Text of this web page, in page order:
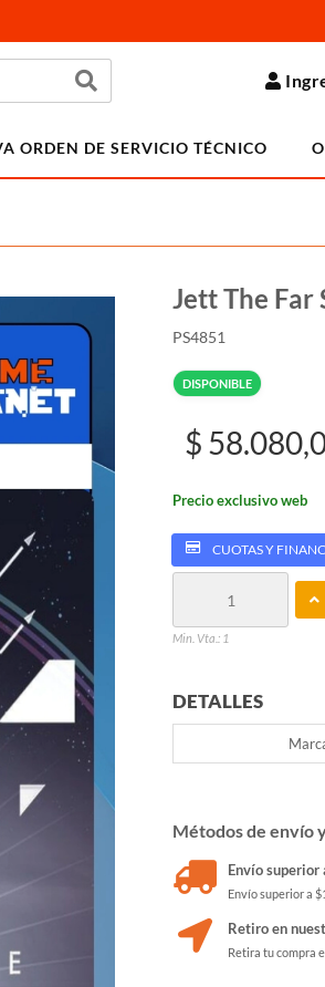
ORDEN DE SERVICIO TÉCNICO
Jett The Far
PS4851
DISPONIBLE
$
Precio exclusivo web
CUOTAS Y
Min. Vta.: 1
DETALLES
Métodos de envío
Envío
Envío superior a
Retiro en
Retira tu compra